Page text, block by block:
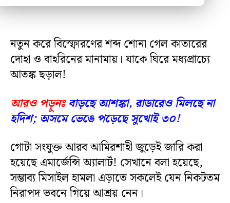
নতুন করে বিস্ফোরণের শব্দ শোনা গেল কাতারের
দোহা ও বাহরিনের মানামায়। যাকে ঘিরে মধ্যপ্রাচ্যে
আতঙ্ক ছড়াল!
আরও পড়ুনঃ বাড়ছে আশঙ্কা, রাডারেও মিলছে না
হদিশ; অসমে ভেঙে পড়েছে সুখোই ৩০!
গোটা সংযুক্ত আরব আমিরশাহী জুড়েই জারি করা
হয়েছে এমার্জেন্সি অ্যালার্ট! সেখানে বলা হয়েছে,
সম্ভাব্য মিসাইল হামলা এড়াতে সকলেই যেন নিকটতম
নিরাপদ ভবনে গিয়ে আশ্রয় নেন।